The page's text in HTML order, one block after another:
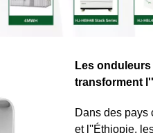
Les
transforment
Dans des pays
et l''Éthiopie,